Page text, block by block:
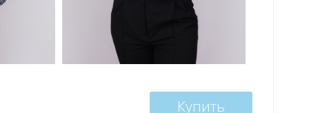
Купить